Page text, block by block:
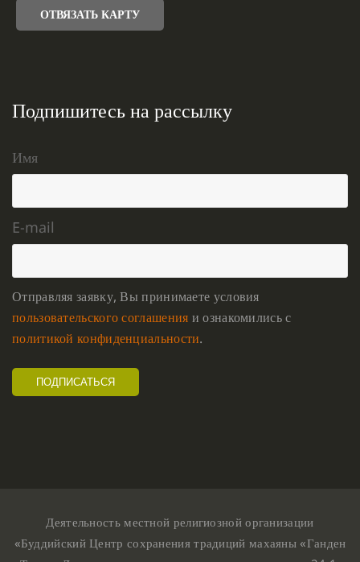
ОТВЯЗАТЬ КАРТУ
Подпишитесь на рассылку
Имя
E-mail
Отправляя заявку, Вы принимаете условия
пользовательского соглашения и ознакомились с
политикой конфиденциальности.
Деятельность местной религиозной организации
«Буддийский Центр сохранения традиций махаяны «Ганден